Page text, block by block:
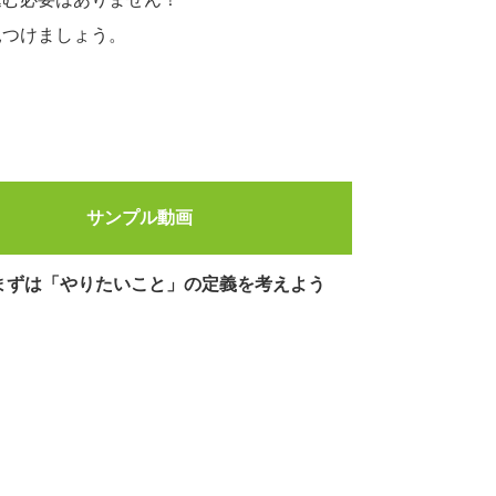
けましょう。
サンプル動画
は「やりたいこと」の定義を考えよう